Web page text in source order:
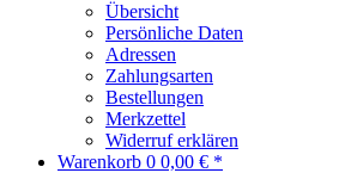
Übersicht
Persönliche Daten
Adressen
Zahlungsarten
Bestellungen
Merkzettel
Widerruf erklären
Warenkorb 0 0,00 € *